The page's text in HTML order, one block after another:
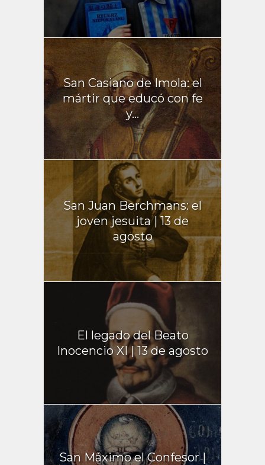
San Casiano de Imola: el
mártir que educó con fe
y...
San Juan Berchmans: el
joven jesuita | 13 de
agosto
El legado del Beato
Inocencio XI | 13 de agosto
San Máximo el Confesor |